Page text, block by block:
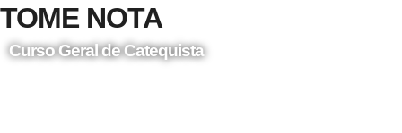
TOME NOTA
Curso Geral de Catequista